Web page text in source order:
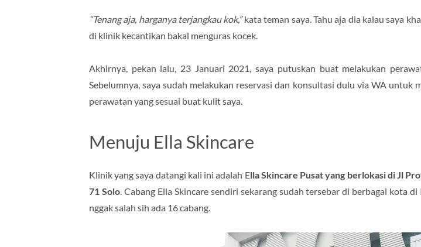
“Tenang aja, harganya terjangkau kok,”kata teman saya. Tahu aja dia kalau saya
di klinik kecantikan bakal menguras kocek.
Akhirnya, pekan lalu, 23 Januari 2021, saya putuskan buat melakukan
Sebelumnya, saya sudah melakukan reservasi dan konsultasi dulu via WA untuk
perawatan yang sesuai buat kulit saya.
Menuju Ella Skincare
Klinik yang saya datangi kali ini adalah Ella Skincare Pusat yang berlokasi di Jl
71 Solo. Cabang Ella Skincare sendiri sekarang sudah tersebar di berbagai kota di
nggak salah sih ada 16 cabang.